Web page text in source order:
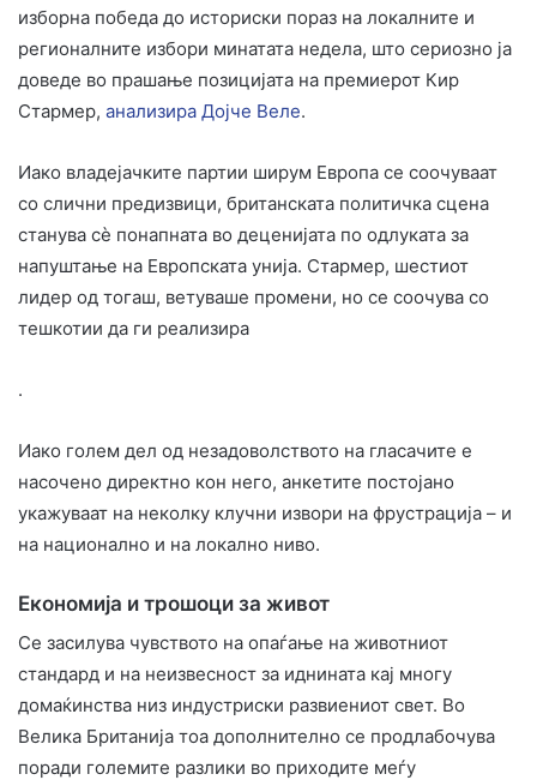
изборна победа до историски пораз на локалните и
регионалните избори минатата недела, што сериозно ја
доведе во прашање позицијата на премиерот Кир
Стармер, анализира Дојче Веле.
Иако владејачките партии ширум Европа се соочуваат
со слични предизвици, британската политичка сцена
станува сè понапната во деценијата по одлуката за
напуштање на Европската унија. Стармер, шестиот
лидер од тогаш, ветуваше промени, но се соочува со
тешкотии да ги реализира
.
Иако голем дел од незадоволството на гласачите е
насочено директно кон него, анкетите постојано
укажуваат на неколку клучни извори на фрустрација – и
на национално и на локално ниво.
Економија и трошоци за живот
Се засилува чувството на опаѓање на животниот
стандард и на неизвесност за иднината кај многу
домаќинства низ индустриски развиениот свет. Во
Велика Британија тоа дополнително се продлабочува
поради големите разлики во приходите меѓу